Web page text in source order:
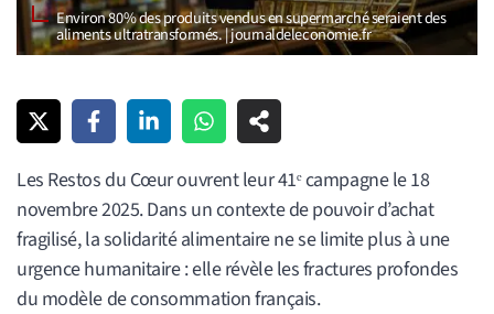
Environ 80% des produits vendus en supermarché seraient des
aliments ultratransformés. | journaldeleconomie.fr
Les Restos du Cœur ouvrent leur 41ᵉ campagne le 18
novembre 2025. Dans un contexte de pouvoir d’achat
fragilisé, la solidarité alimentaire ne se limite plus à une
urgence humanitaire : elle révèle les fractures profondes
du modèle de consommation français.